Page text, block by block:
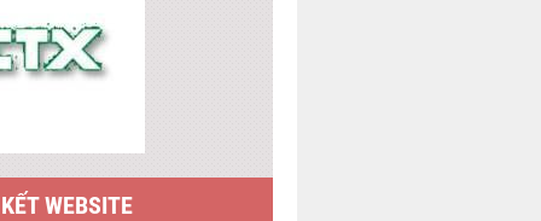
WEBSITE